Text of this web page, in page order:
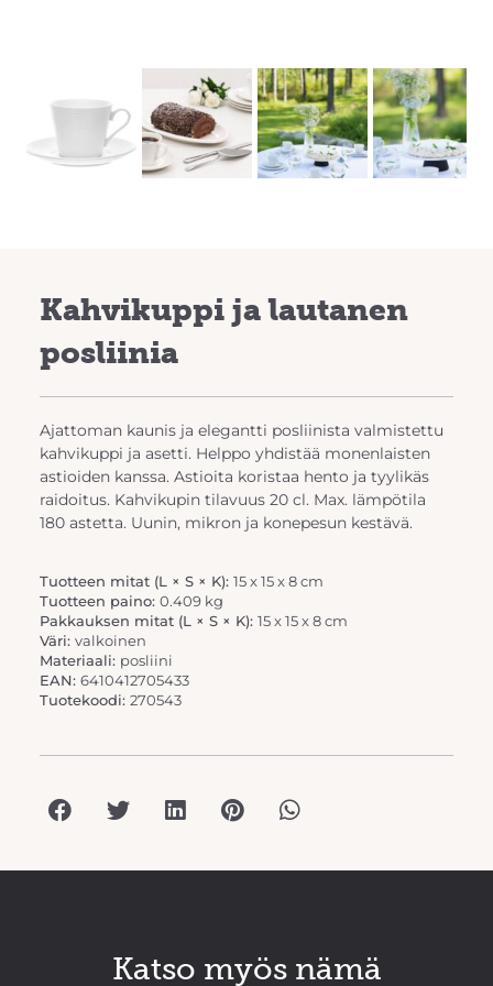
Next
Kahvikuppi ja lautanen
posliinia
Ajattoman kaunis ja elegantti posliinista valmistettu
kahvikuppi ja asetti. Helppo yhdistää monenlaisten
astioiden kanssa. Astioita koristaa hento ja tyylikäs
raidoitus. Kahvikupin tilavuus 20 cl. Max. lämpötila
180 astetta. Uunin, mikron ja konepesun kestävä.
Tuotteen mitat (L × S × K): 15 x 15 x 8 cm
Tuotteen paino: 0.409 kg
Pakkauksen mitat (L × S × K): 15 x 15 x 8 cm
Väri: valkoinen
Materiaali: posliini
EAN: 6410412705433
Tuotekoodi: 270543
Katso myös nämä